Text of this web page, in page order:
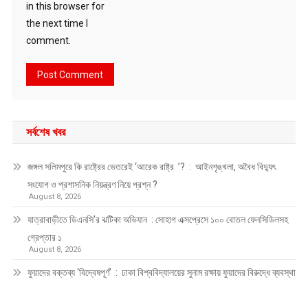
in this browser for
the next time I
comment.
সর্বশেষ খবর
জঙ্গল সলিমপুরে কি রাষ্ট্রের ভেতরেই ‘আরেক রাষ্ট্র ’? : আইনশৃঙ্খলা, অবৈধ বিদ্যুৎ
সংযোগ ও প্রশাসনিক নিয়ন্ত্রণ নিয়ে প্রশ্ন ?
August 8, 2026
যাত্রাবাড়ীতে ডিএনসি’র ঝটিকা অভিযান : সোহাগ এক্সপ্রেসে ১০০ বোতল ফেনসিডিলসহ
গ্রেপ্তার ১
August 8, 2026
ফুয়াদের বক্তব্য ‘বিদ্বেষপূর্ণ’ : ঢাকা বিশ্ববিদ্যালয়ের সুনাম রক্ষায় ফুয়াদের বিরুদ্ধে ব্যবস্থা